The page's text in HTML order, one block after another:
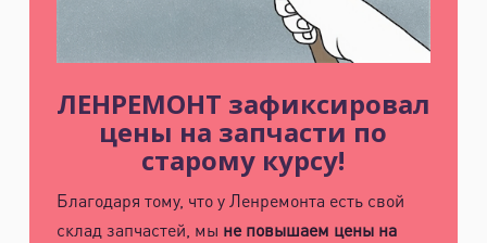
ЛЕНРЕМОНТ зафиксировал
цены на запчасти по
старому курсу!
Благодаря тому, что у Ленремонта есть свой
склад запчастей, мы не повышаем цены на